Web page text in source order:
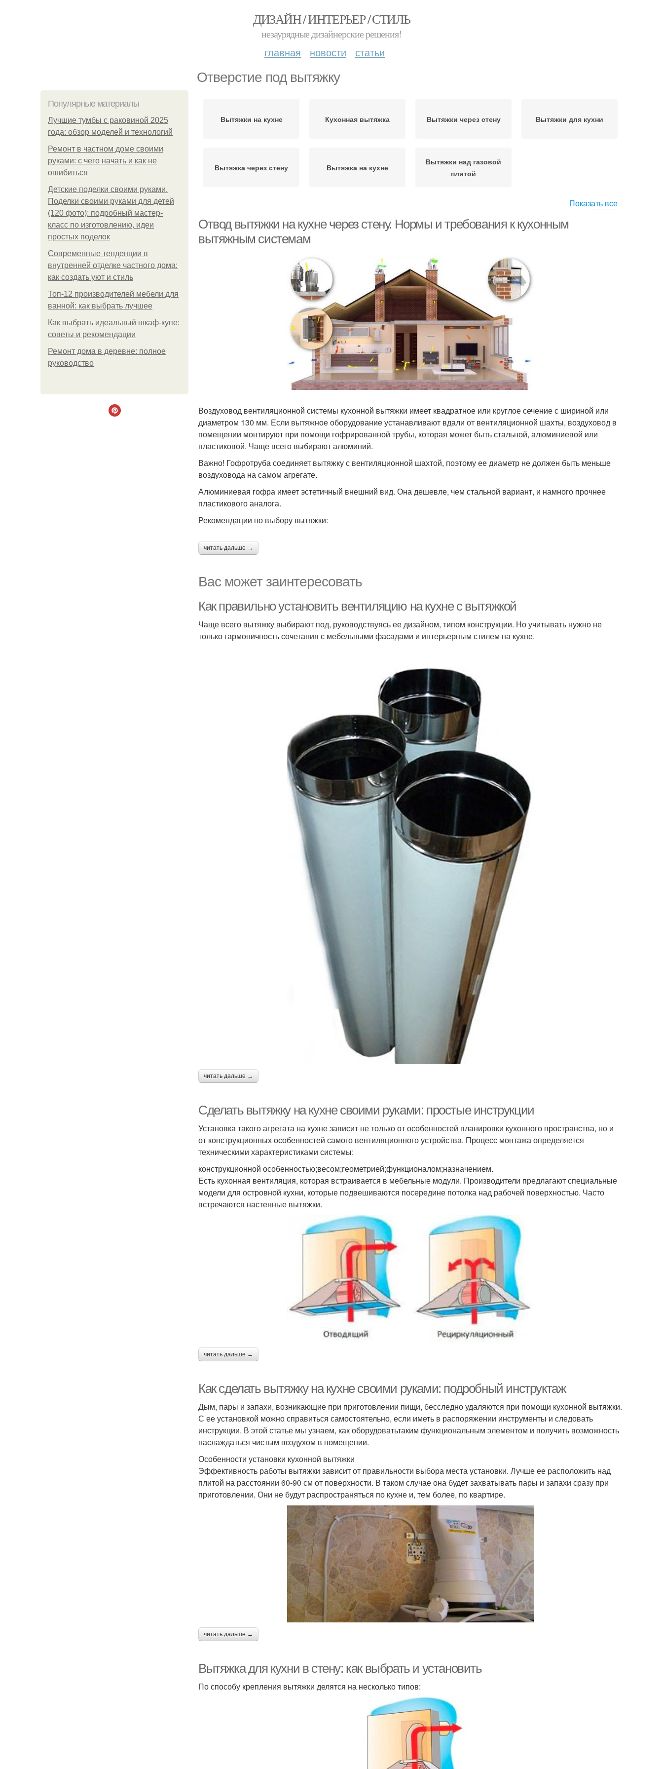
ДИЗАЙН / ИНТЕРЬЕР / СТИЛЬ
незаурядные дизайнерские решения!
главная новости статьи
Отверстие под вытяжку
Популярные материалы
Лучшие тумбы с раковиной 2025
года: обзор моделей и технологий
Ремонт в частном доме своими
руками: с чего начать и как не
ошибиться
Детские поделки своими руками.
Поделки своими руками для детей
(120 фото): подробный мастер-
класс по изготовлению, идеи
простых поделок
Современные тенденции в
внутренней отделке частного дома:
как создать уют и стиль
Топ-12 производителей мебели для
ванной: как выбрать лучшее
Как выбрать идеальный шкаф-купе:
советы и рекомендации
Ремонт дома в деревне: полное
руководство
Вытяжки на кухне Кухонная вытяжка Вытяжки через стену Вытяжки для кухни
Вытяжка через стену Вытяжка на кухне
Вытяжки над газовой
плитой
Показать все
Отвод вытяжки на кухне через стену. Нормы и требования к кухонным
вытяжным системам
Воздуховод вентиляционной системы кухонной вытяжки имеет квадратное или круглое сечение с шириной или
диаметром 130 мм. Если вытяжное оборудование устанавливают вдали от вентиляционной шахты, воздуховод в
помещении монтируют при помощи гофрированной трубы, которая может быть стальной, алюминиевой или
пластиковой. Чаще всего выбирают алюминий.
Важно! Гофротруба соединяет вытяжку с вентиляционной шахтой, поэтому ее диаметр не должен быть меньше
воздуховода на самом агрегате.
Алюминиевая гофра имеет эстетичный внешний вид. Она дешевле, чем стальной вариант, и намного прочнее
пластикового аналога.
Рекомендации по выбору вытяжки:
читать дальше →
Вас может заинтересовать
Как правильно установить вентиляцию на кухне с вытяжкой
Чаще всего вытяжку выбирают под, руководствуясь ее дизайном, типом конструкции. Но учитывать нужно не
только гармоничность сочетания с мебельными фасадами и интерьерным стилем на кухне.
читать дальше →
Сделать вытяжку на кухне своими руками: простые инструкции
Установка такого агрегата на кухне зависит не только от особенностей планировки кухонного пространства, но и
от конструкционных особенностей самого вентиляционного устройства. Процесс монтажа определяется
техническими характеристиками системы:
конструкционной особенностью;весом;геометрией;функционалом;назначением.
Есть кухонная вентиляция, которая встраивается в мебельные модули. Производители предлагают специальные
модели для островной кухни, которые подвешиваются посередине потолка над рабочей поверхностью. Часто
встречаются настенные вытяжки.
читать дальше →
Как сделать вытяжку на кухне своими руками: подробный инструктаж
Дым, пары и запахи, возникающие при приготовлении пищи, бесследно удаляются при помощи кухонной вытяжки.
С ее установкой можно справиться самостоятельно, если иметь в распоряжении инструменты и следовать
инструкции. В этой статье мы узнаем, как оборудоватьтаким функциональным элементом и получить возможность
наслаждаться чистым воздухом в помещении.
Особенности установки кухонной вытяжки
Эффективность работы вытяжки зависит от правильности выбора места установки. Лучше ее расположить над
плитой на расстоянии 60-90 см от поверхности. В таком случае она будет захватывать пары и запахи сразу при
приготовлении. Они не будут распространяться по кухне и, тем более, по квартире.
читать дальше →
Вытяжка для кухни в стену: как выбрать и установить
По способу крепления вытяжки делятся на несколько типов: